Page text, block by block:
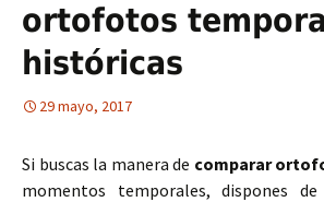
ortofotos
históricas
29 mayo, 2017
Si buscas la manera de comparar
momentos temporales, dispones